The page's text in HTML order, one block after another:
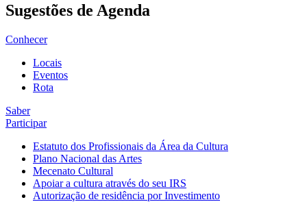
Sugestões de Agenda
Conhecer
Locais
Eventos
Rota
Saber
Participar
Estatuto dos Profissionais da Área da Cultura
Plano Nacional das Artes
Mecenato Cultural
Apoiar a cultura através do seu IRS
Autorização de residência por Investimento